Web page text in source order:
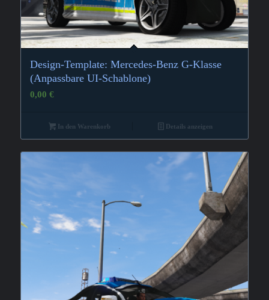
Design-Template: Mercedes-Benz G-Klasse
(Anpassbare UI-Schablone)
0,00 €
In den Warenkorb Details anzeigen